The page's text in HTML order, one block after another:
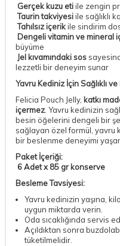
Gerçek kuzu etiile zengin
Taurin takviyesiile sağlıklı
Tahılsız içerikile sindirim
Dengeli vitamin ve mineral
büyüme
Jel kıvamındaki sos
lezzetli bir deneyim sunar
Yavru Kediniz İçin Sağlıklı
Felicia Pouch Jelly, katkı
içermez . Yavru kedinizin
besin öğelerini dengeli bir
sağlayan özel formül,
bir beslenme deneyimi
Paket İçeriği:
6 Adet x 85 gr konserve
Besleme Tavsiyesi:
Yavru kedinizin yaşına,
uygun miktarda verin.
Oda sıcaklığında servis
Açıldıktan sonra
tüketilmelidir.